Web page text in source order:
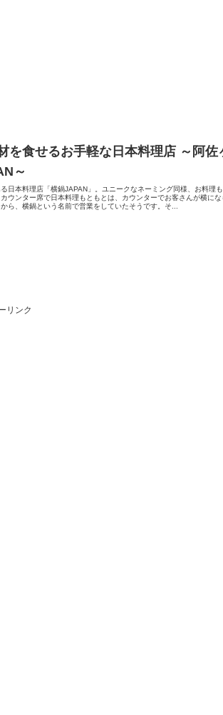
を食せるお手軽な日本料理店 ～阿
～
日本料理店「横鍋JAPAN」。ユニークなネーミング同様、お料理
ウンター席で日本料理もともとは、カウンターでお客さんが横に
ら、横鍋という名前で営業をしていたそうです。そ...
リンク